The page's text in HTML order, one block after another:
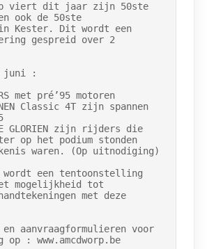
viert dit jaar zijn 50ste
ook de 50ste
Kester. Dit wordt een
gespreid over 2
juni :
op het podium stonden
waren. (Op uitnodiging)
een tentoonstelling
mogelijkheid tot
met deze
aanvraagformulieren voor
: www.amcdworp.be